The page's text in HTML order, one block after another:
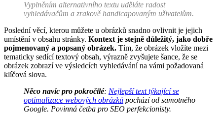
Vyplněním alternativního textu uděláte radost
vyhledávačům a zrakově handicapovaným uživatelům.
Poslední věcí, kterou můžete u obrázků snadno ovlivnit je jejich
umístění v obsahu stránky. Kontext je stejně důležitý, jako dobře
pojmenovaný a popsaný obrázek. Tím, že obrázek vložíte mezi
tematicky sedící textový obsah, výrazně zvyšujete šance, že se
obrázek zobrazí ve výsledcích vyhledávání na vámi požadovaná
klíčová slova.
Něco navíc pro pokročilé: Nejlepší text týkající se
optimalizace webových obrázků pochází od samotného
Google. Povinná četba pro SEO perfekcionisty.